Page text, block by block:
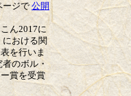
ージで公開
ん2017に
における関
を行いま
のボル・
賞を受賞